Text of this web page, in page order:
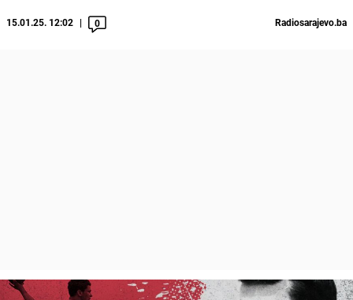
15.01.25. 12:02 0 Radiosarajevo.ba